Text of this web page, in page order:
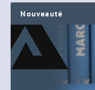
Nouveauté